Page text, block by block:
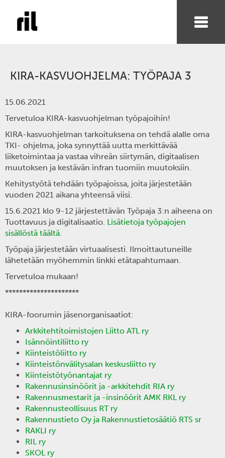
KIRA-KASVUOHJELMA: TYÖPAJA 3
15.06.2021
Tervetuloa KIRA-kasvuohjelman työpajoihin!
KIRA-kasvuohjelman tarkoituksena on tehdä alalle oma
TKI- ohjelma, joka synnyttää uutta merkittävää
liiketoimintaa ja vastaa vihreän siirtymän, digitaalisen
muutoksen ja kestävän infran tuomiin muutoksiin.
Kehitystyötä tehdään työpajoissa, joita järjestetään
vuoden 2021 aikana yhteensä viisi.
15.6.2021 klo 9-12 järjestettävän Työpaja 3:n aiheena on
Tuottavuus ja digitalisaatio. Lisätietoja työpajojen
sisällöstä täältä.
Työpaja järjestetään virtuaalisesti. Ilmoittautuneille
lähetetään myöhemmin linkki etätapahtumaan.
Tervetuloa mukaan!
*********************
KIRA-foorumin jäsenorganisaatiot:
Arkkitehtitoimistojen Liitto ATL ry
Isännöintiliitto ry
Kiinteistöliitto ry
Kiinteistönvälitysalan keskusliitto ry
Kiinteistötyönantajat ry
Rakennusinsinöörit ja -arkkitehdit RIA ry
Rakennusmestarit ja -insinöörit AMK RKL ry
Rakennusteollisuus RT ry
Rakennustieto Oy ja Rakennustietosäätiö RTS sr
RAKLI ry
RIL ry
SKOL ry